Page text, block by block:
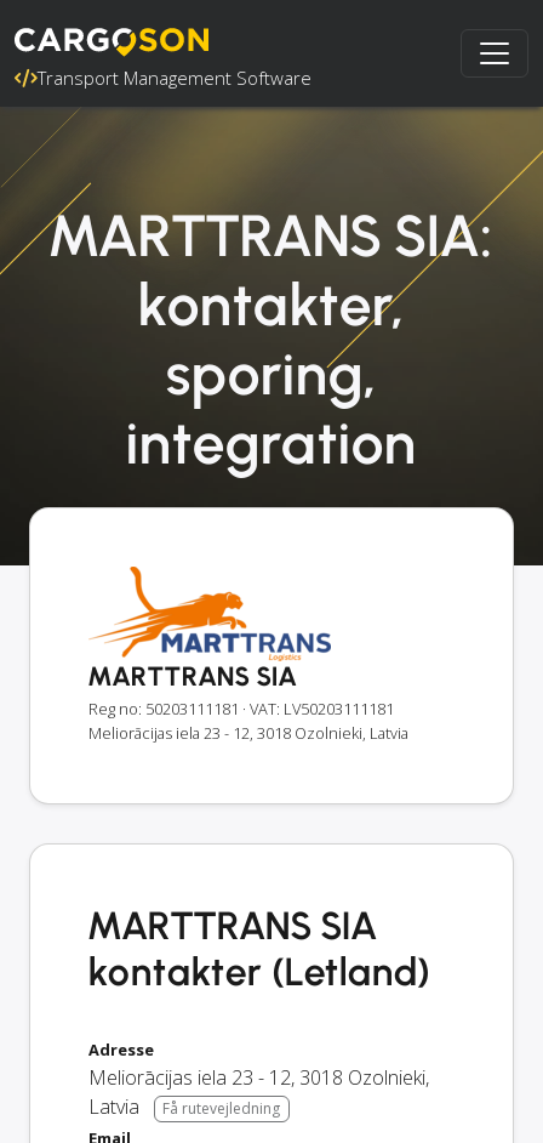
Transport Management Software
MARTTRANS SIA:
kontakter,
sporing,
integration
MARTTRANS SIA
Reg no: 50203111181 · VAT: LV50203111181
Meliorācijas iela 23 - 12, 3018 Ozolnieki, Latvia
MARTTRANS SIA
kontakter (Letland)
Adresse
Meliorācijas iela 23 - 12, 3018 Ozolnieki,
Latvia
Få rutevejledning
Email